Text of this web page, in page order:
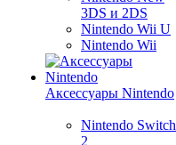
3DS и 2DS
Nintendo Wii U
Nintendo Wii
Аксессуары Nintendo
Nintendo Switch
2